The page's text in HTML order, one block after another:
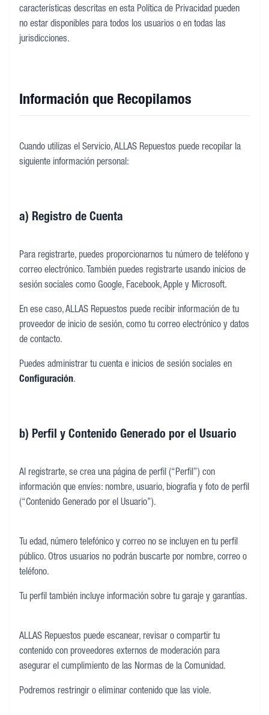
características descritas en esta Política de Privacidad pueden
no estar disponibles para todos los usuarios o en todas las
jurisdicciones.
Información que Recopilamos
Cuando utilizas el Servicio, ALLAS Repuestos puede recopilar la
siguiente información personal:
a) Registro de Cuenta
Para registrarte, puedes proporcionarnos tu número de teléfono y
correo electrónico. También puedes registrarte usando inicios de
sesión sociales como Google, Facebook, Apple y Microsoft.
En ese caso, ALLAS Repuestos puede recibir información de tu
proveedor de inicio de sesión, como tu correo electrónico y datos
de contacto.
Puedes administrar tu cuenta e inicios de sesión sociales en
Configuración.
b) Perfil y Contenido Generado por el Usuario
Al registrarte, se crea una página de perfil (“Perfil”) con
información que envíes: nombre, usuario, biografía y foto de perfil
(“Contenido Generado por el Usuario”).
Tu edad, número telefónico y correo no se incluyen en tu perfil
público. Otros usuarios no podrán buscarte por nombre, correo o
teléfono.
Tu perfil también incluye información sobre tu garaje y garantías.
ALLAS Repuestos puede escanear, revisar o compartir tu
contenido con proveedores externos de moderación para
asegurar el cumplimiento de las Normas de la Comunidad.
Podremos restringir o eliminar contenido que las viole.